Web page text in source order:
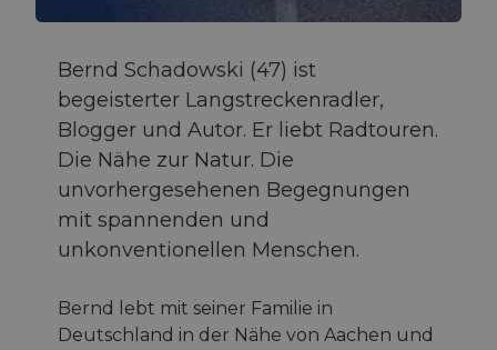
Bernd Schadowski (47) ist
begeisterter Langstreckenradler,
Blogger und Autor. Er liebt Radtouren.
Die Nähe zur Natur. Die
unvorhergesehenen Begegnungen
mit spannenden und
unkonventionellen Menschen.
Bernd lebt mit seiner Familie in
Deutschland in der Nähe von Aachen und